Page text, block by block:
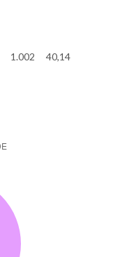
1.002 40,14